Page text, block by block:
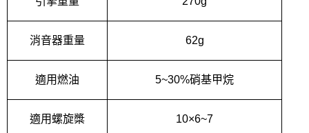
消音器重量 62g
適用燃油 5~30%硝基甲烷
適用螺旋槳 10×6~7